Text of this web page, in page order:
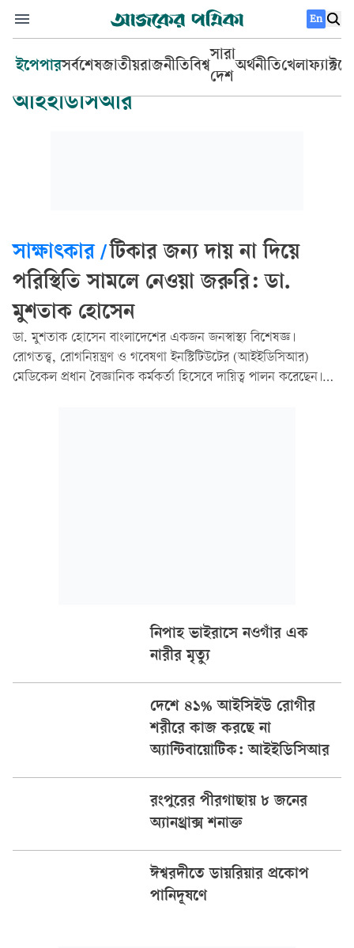
En
ইপেপারসর্বশেষজাতীয়রাজনীতিবিশ্ব
সারা
দেশ
অর্থনীতিখেলা
আইইডিসিআর
সাক্ষাৎকার/টিকার জন্য দায় না দিয়ে
পরিস্থিতি সামলে নেওয়া জরুরি: ডা.
মুশতাক হোসেন
ডা. মুশতাক হোসেন বাংলাদেশের একজন জনস্বাস্থ্য বিশেষজ্ঞ।
রোগতত্ত্ব, রোগনিয়ন্ত্রণ ও গবেষণা ইনস্টিটিউটের (আইইডিসিআর)
মেডিকেল প্রধান বৈজ্ঞানিক কর্মকর্তা হিসেবে দায়িত্ব পালন করেছেন।
নিপাহ ভাইরাসে নওগাঁর এক
নারীর মৃত্যু
দেশে ৪১% আইসিইউ রোগীর
শরীরে কাজ করছে না
অ্যান্টিবায়োটিক: আইইডিসিআর
রংপুরের পীরগাছায় ৮ জনের
অ্যানথ্রাক্স শনাক্ত
ঈশ্বরদীতে ডায়রিয়ার প্রকোপ
পানিদূষণে